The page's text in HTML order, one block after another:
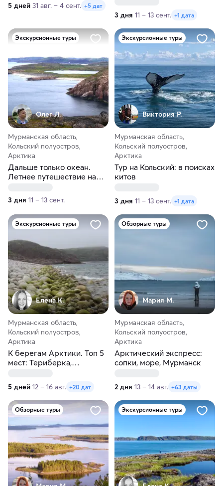
5 дней 31 авг. – 4 сент. +5 дат
3 дня 11 – 13 сент. +1 дата
Экскурсионные туры
Олег Л.
Мурманская область,
Кольский полуостров,
Арктика
Дальше только океан.
Летнее путешествие на
3 дня 11 – 13 сент.
Экскурсионные туры
Виктория Р.
Мурманская область,
Кольский полуостров,
Арктика
Тур на Кольский: в поисках
китов
3 дня 11 – 13 сент. +1 дата
Экскурсионные туры
Елена К.
Мурманская область,
Кольский полуостров,
Арктика
К берегам Арктики. Топ 5
мест: Териберка,
Хибины, Мурманск
5 дней 12 – 16 авг. +20 дат
Обзорные туры
Мария М.
Мурманская область,
Кольский полуостров,
Арктика
Арктический экспресс:
сопки, море, Мурманск
2 дня 13 – 14 авг. +63 даты
Обзорные туры Экскурсионные туры